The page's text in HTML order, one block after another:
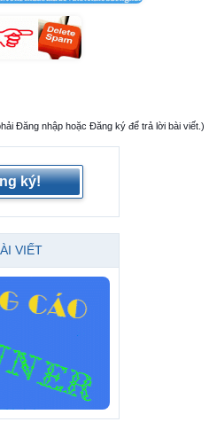
Đăng nhập hoặc Đăng ký để trả lời bài viết.)
ký!
VIẾT